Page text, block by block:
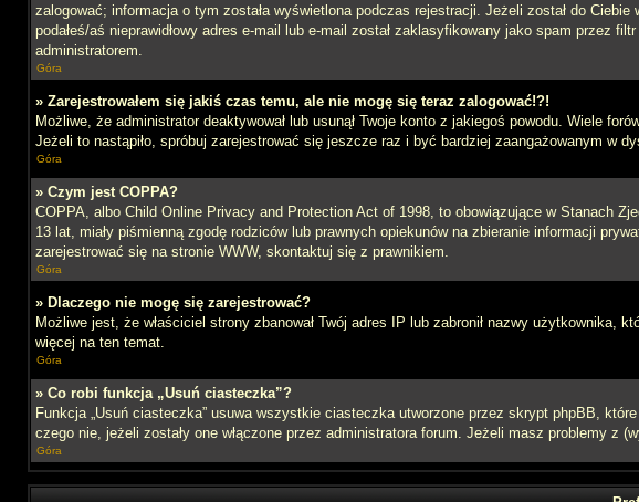
zalogować; informacja o tym została wyświetlona podczas rejestracji. Jeżeli został do
podałeś/aś nieprawidłowy adres e-mail lub e-mail został zaklasyfikowany jako spam przez
administratorem.
Góra
» Zarejestrowałem się jakiś czas temu, ale nie mogę się teraz zalogować!?!
Możliwe, że administrator deaktywował lub usunął Twoje konto z jakiegoś powodu. Wiele
Jeżeli to nastąpiło, spróbuj zarejestrować się jeszcze raz i być bardziej zaangażowanym w
Góra
» Czym jest COPPA?
COPPA, albo Child Online Privacy and Protection Act of 1998, to obowiązujące w Stanach
13 lat, miały piśmienną zgodę rodziców lub prawnych opiekunów na zbieranie informacji
zarejestrować się na stronie WWW, skontaktuj się z prawnikiem.
Góra
» Dlaczego nie mogę się zarejestrować?
Możliwe jest, że właściciel strony zbanował Twój adres IP lub zabronił nazwy
więcej na ten temat.
Góra
» Co robi funkcja „Usuń ciasteczka”?
Funkcja „Usuń ciasteczka” usuwa wszystkie ciasteczka utworzone przez skrypt phpBB,
czego nie, jeżeli zostały one włączone przez administratora forum. Jeżeli masz problemy z
Góra